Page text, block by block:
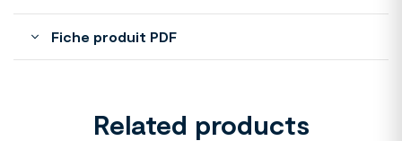
Fiche produit PDF
Related products